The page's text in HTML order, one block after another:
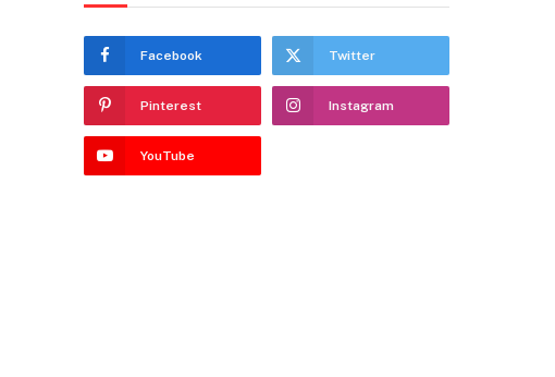
Facebook Twitter
Pinterest Instagram
YouTube